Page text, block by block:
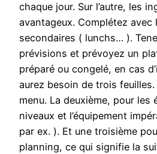
chaque jour. Sur l’autre, les
avantageux. Complétez avec
secondaires ( lunchs… ).
prévisions et prévoyez un
préparé ou congelé, en cas
aurez besoin de trois
menu. La deuxième, pour les
niveaux et l’équipement
par ex. ). Et une troisième
planning, ce qui signifie la